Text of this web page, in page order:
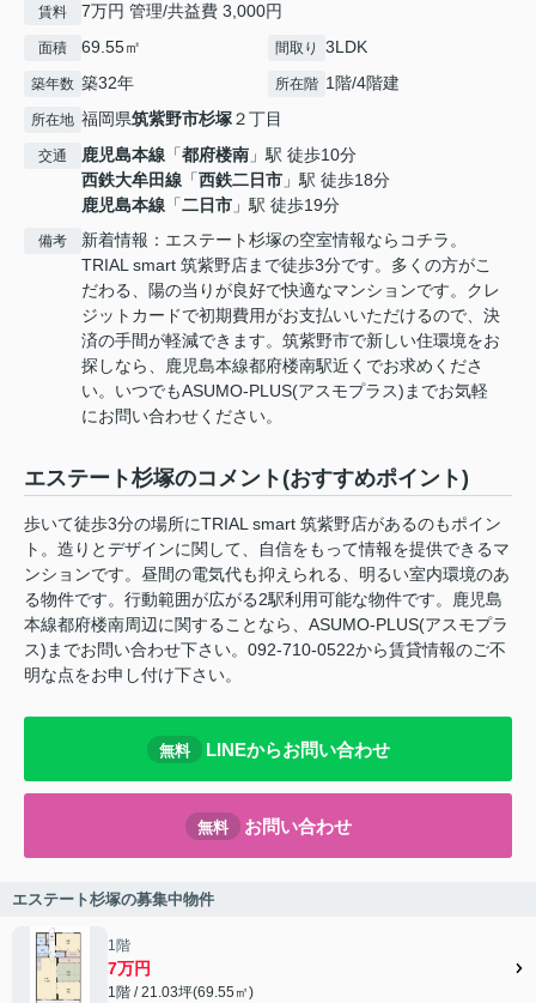
賃料 7万円 管理/共益費 3,000円
面積 69.55㎡ 間取り 3LDK
築年数 築32年 所在階 1階/4階建
所在地 福岡県筑紫野市杉塚２丁目
交通 鹿児島本線 「都府楼南 」駅 徒歩10分
西鉄大牟田線 「西鉄二日市 」駅 徒歩18分
鹿児島本線 「二日市 」駅 徒歩19分
備考
新着情報：エステート杉塚の空室情報ならコチラ。
TRIAL smart 筑紫野店まで徒歩3分です。多くの方がこ
だわる、陽の当りが良好で快適なマンションです。クレ
ジットカードで初期費用がお支払いいただけるので、決
済の手間が軽減できます。筑紫野市で新しい住環境をお
探しなら、鹿児島本線都府楼南駅近くでお求めくださ
い。いつでもASUMO-PLUS(アスモプラス)までお気軽
にお問い合わせください。
エステート杉塚のコメント(おすすめポイント)
歩いて徒歩3分の場所にTRIAL smart 筑紫野店があるのもポイン
ト。造りとデザインに関して、自信をもって情報を提供できるマ
ンションです。昼間の電気代も抑えられる、明るい室内環境のあ
る物件です。行動範囲が広がる2駅利用可能な物件です。鹿児島
本線都府楼南周辺に関することなら、ASUMO-PLUS(アスモプラ
ス)までお問い合わせ下さい。092-710-0522から賃貸情報のご不
明な点をお申し付け下さい。
無料 LINEからお問い合わせ
無料 お問い合わせ
エステート杉塚の募集中物件
1階
7万円
1階 / 21.03坪(69.55㎡)